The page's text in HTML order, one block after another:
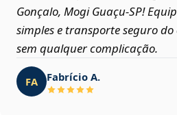
Gonçalo, Mogi Guaçu‑SP!
simples e transporte seguro
sem qualquer complicação.
FA Fabrício A.